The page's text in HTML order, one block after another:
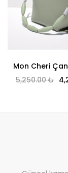
Mon Cheri
5,250.00₺